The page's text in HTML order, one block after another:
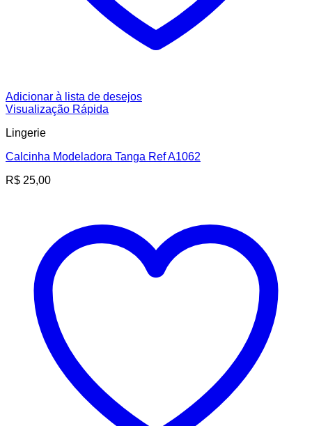
Adicionar à lista de desejos
Visualização Rápida
Lingerie
Calcinha Modeladora Tanga Ref A1062
R$ 25,00